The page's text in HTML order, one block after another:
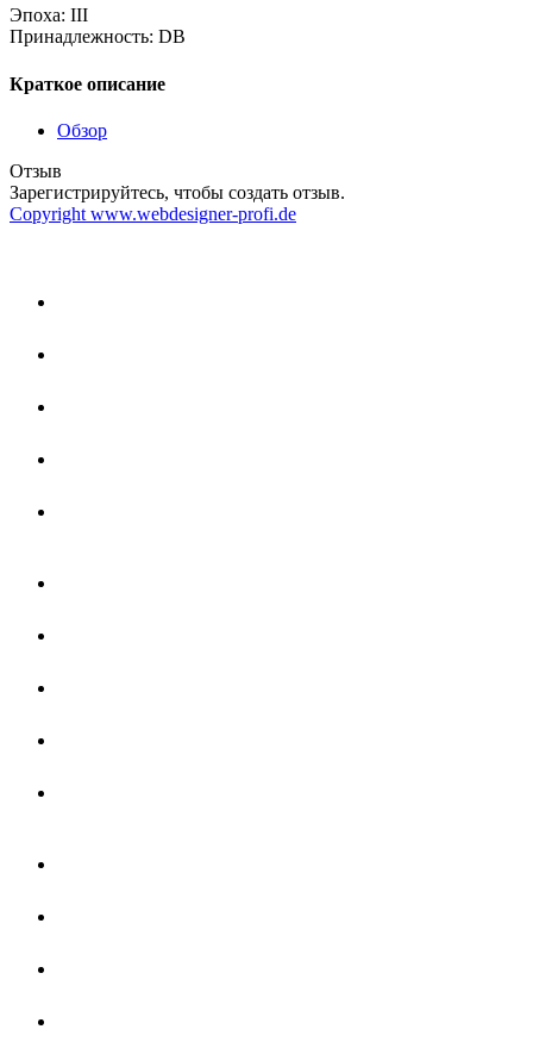
Эпоха: III
Принадлежность: DB
Краткое описание
Обзор
Отзыв
Зарегистрируйтесь, чтобы создать отзыв.
Copyright www.webdesigner-profi.de